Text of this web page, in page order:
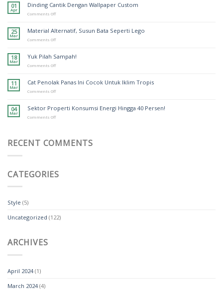
01
Apr
Dinding Cantik Dengan Wallpaper Custom
Comments Offon
Dengan
25
Mar
Material Alternatif, Susun Bata Seperti Lego
Comments Offon
Susun
18
Mar
Yuk Pilah Sampah!
Comments Offon
Sampah!
11
Mar
Cat Penolak Panas Ini Cocok Untuk Iklim Tropis
Comments Offon
Panas
04
Mar
Sektor Properti Konsumsi Energi Hingga 40 Persen!
Comments Offon
Energi
Hingga
RECENT COMMENTS
CATEGORIES
Style (5)
Uncategorized (122)
ARCHIVES
April 2024(1)
March 2024(4)